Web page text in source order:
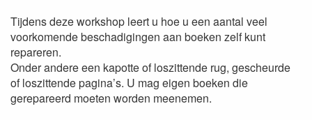
Tijdens deze workshop leert u hoe u een aantal veel
voorkomende beschadigingen aan boeken zelf kunt
repareren.
Onder andere een kapotte of loszittende rug, gescheurde
of loszittende pagina’s. U mag eigen boeken die
gerepareerd moeten worden meenemen.